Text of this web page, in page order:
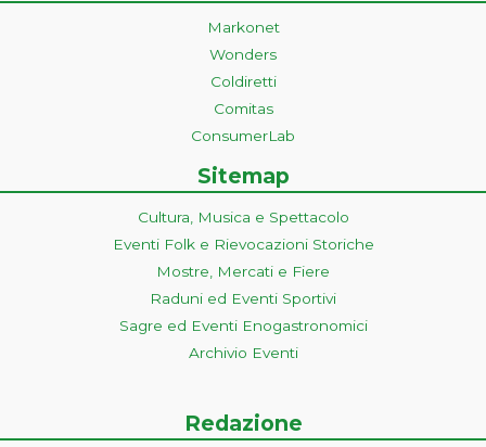
Markonet
Wonders
Coldiretti
Comitas
ConsumerLab
Sitemap
Cultura, Musica e Spettacolo
Eventi Folk e Rievocazioni Storiche
Mostre, Mercati e Fiere
Raduni ed Eventi Sportivi
Sagre ed Eventi Enogastronomici
Archivio Eventi
Redazione